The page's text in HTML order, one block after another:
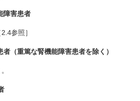
害患者
参照］
（重篤な腎機能障害患者を除く）